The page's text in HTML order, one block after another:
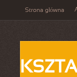
Strona główna